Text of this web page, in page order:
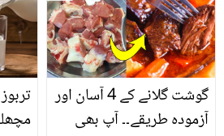
گوشت گلانے کے 4 آسان اور
آزمودہ طریقے۔۔ آپ بھی